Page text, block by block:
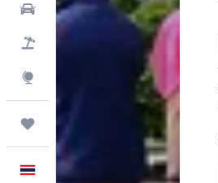
รถเช่า
ทริป
ภาษาไทย